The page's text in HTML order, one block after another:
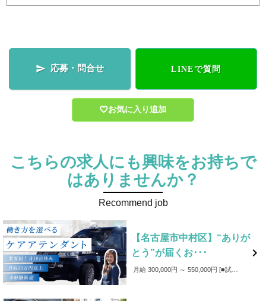
 応募・問合せ LINEで質問
お気に入り追加
こちらの求人にも興味をお持ちで
はありませんか？
Recommend job
【名古屋市中村区】“ありが
とう”が届くお･･･
月給 300,000円 ～ 550,000円 ■試用期間：6か月（うち35日間は、研修期間) ※研修期間中の給与は月給209,300円～となります。 ■賞与：年3回 ■成果給あり：売上に応じて、基本給に加え成果給（売上の42%程度）を支給 ■各種手当（皆勤・回数・家族・資格・役職） ■支援金制度（入社・学資） ■事故補償（万が一事故が発生した場合、事故費用は会社が負担します。）
